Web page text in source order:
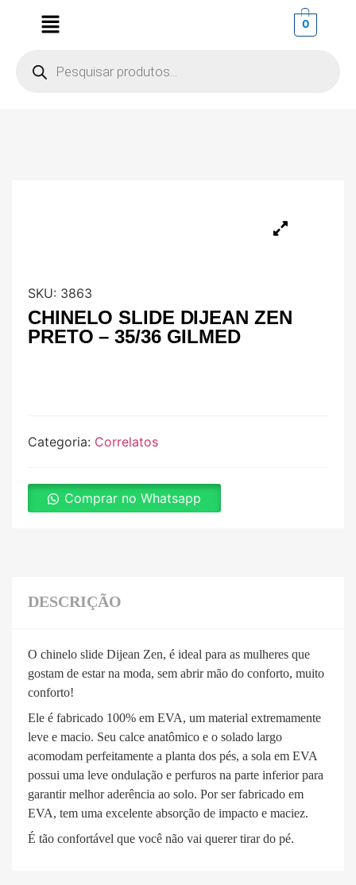
0
SKU: 3863
CHINELO SLIDE DIJEAN ZEN
PRETO – 35/36 GILMED
Categoria: Correlatos
Comprar no Whatsapp
DESCRIÇÃO
O chinelo slide Dijean Zen, é ideal para as mulheres que
gostam de estar na moda, sem abrir mão do conforto, muito
conforto!
Ele é fabricado 100% em EVA, um material extremamente
leve e macio. Seu calce anatômico e o solado largo
acomodam perfeitamente a planta dos pés, a sola em EVA
possui uma leve ondulação e perfuros na parte inferior para
garantir melhor aderência ao solo. Por ser fabricado em
EVA, tem uma excelente absorção de impacto e maciez.
É tão confortável que você não vai querer tirar do pé.